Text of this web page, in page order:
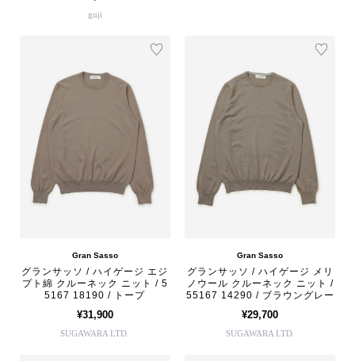
guji
Gran Sasso
グランサッソ / ハイゲージ エジ
プト綿 クルーネック ニット / 5
5167 18190 / トープ
¥31,900
SUGAWARA LTD.
Gran Sasso
グランサッソ / ハイゲージ メリ
ノウール クルーネック ニット /
55167 14290 / ブラウングレー
¥29,700
SUGAWARA LTD.